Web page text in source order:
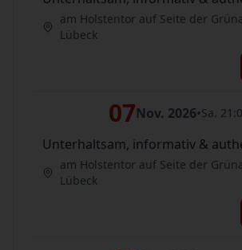
am Holstentor auf Seite der
Lübeck
07Nov. 2026•Sa.
Unterhaltsam, informativ &
am Holstentor auf Seite der
Lübeck